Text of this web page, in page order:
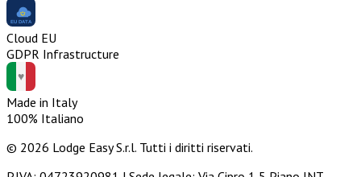
Cloud EU
GDPR Infrastructure
Made in Italy
100% Italiano
© 2026 Lodge Easy S.r.l. Tutti i diritti riservati.